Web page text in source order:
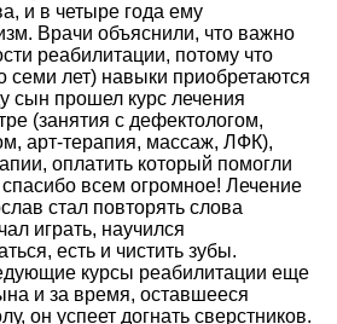
и в четыре года ему
Врачи объяснили, что важно
реабилитации, потому что
семи лет) навыки приобретаются
сын прошел курс лечения
(занятия с дефектологом,
арт-терапия, массаж, ЛФК),
оплатить который помогли
всем огромное! Лечение
стал повторять слова
играть, научился
есть и чистить зубы.
курсы реабилитации еще
и за время, оставшееся
он успеет догнать сверстников.